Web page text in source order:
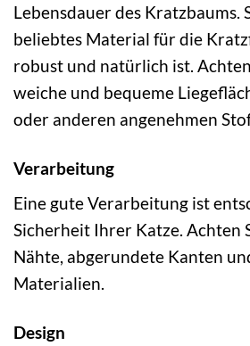
Lebensdauer des Kratzbaums.
beliebtes Material für die
robust und natürlich ist.
weiche und bequeme
oder anderen angenehmen
Verarbeitung
Eine gute Verarbeitung ist
Sicherheit Ihrer Katze. Achten
Nähte, abgerundete Kanten
Materialien.
Design